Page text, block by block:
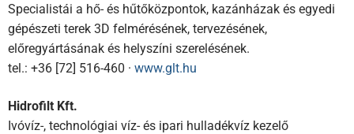
Specialistái a hő- és hűtőközpontok, kazánházak és egyedi
gépészeti terek 3D felmérésének, tervezésének,
előregyártásának és helyszíni szerelésének.
tel.: +36 [72] 516-460 · www.glt.hu
Hidrofilt Kft.
Ivóvíz-, technológiai víz- és ipari hulladékvíz kezelő